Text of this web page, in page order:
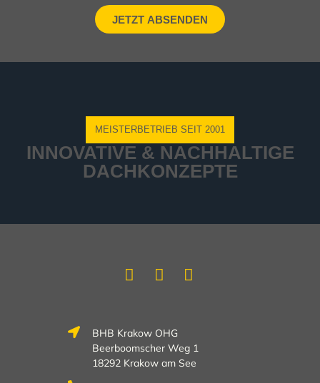
JETZT ABSENDEN
MEISTERBETRIEB SEIT 2001
INNOVATIVE & NACHHALTIGE
DACHKONZEPTE
BHB Krakow OHG
Beerboomscher Weg 1
18292 Krakow am See